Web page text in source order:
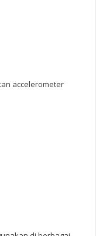
accelerometer